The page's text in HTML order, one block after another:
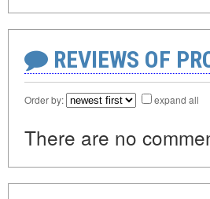
REVIEWS OF
Order by: expand all
There are no